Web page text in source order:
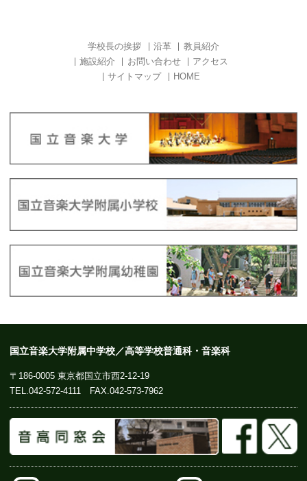
学校長の挨拶 沿革
教員紹介
施設紹介
お問い合わせ
アクセス
サイトマップ
HOME
国立音楽大学附属中学校／高等学校普通科・音楽科
〒186-0005 東京都国立市西2-12-19
TEL. 042-572-4111 FAX.042-573-7962